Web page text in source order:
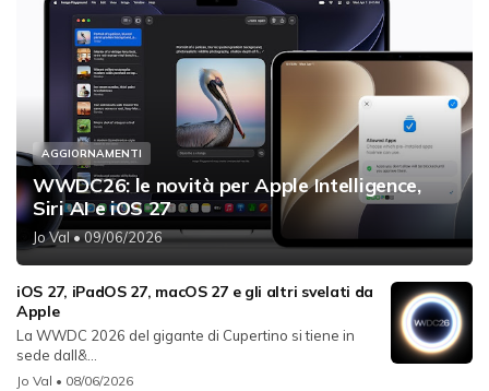
AGGIORNAMENTI
WWDC26: le novità per Apple Intelligence,
Siri AI e iOS 27
Jo Val• 09/06/2026
iOS 27, iPadOS 27, macOS 27 e gli altri svelati da
Apple
La WWDC 2026 del gigante di Cupertino si tiene in
sede dall&...
Jo Val • 08/06/2026